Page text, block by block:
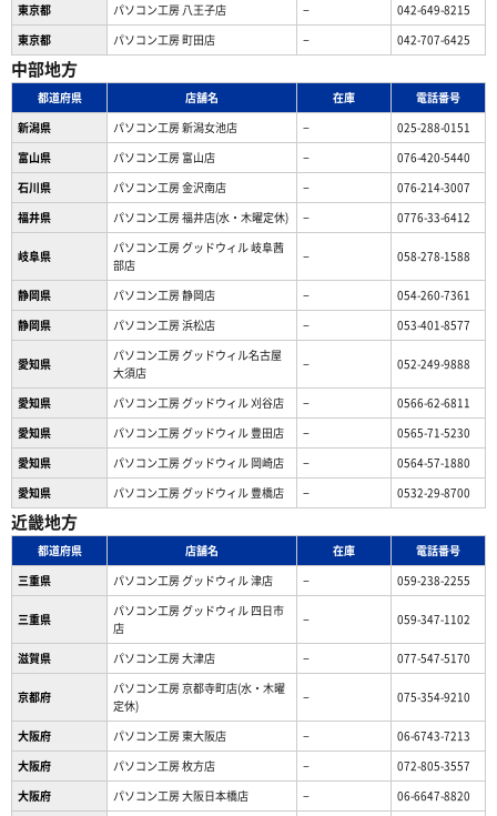
東京都
パソコン工房 八王子店 −
042-649-8215
東京都
パソコン工房 町田店 − 042-707-6425
中部地方
都道府県 店舗名 在庫
電話番号
新潟県
パソコン工房 新潟女池店 −
025-288-0151
富山県
パソコン工房 富山店 −
076-420-5440
石川県
パソコン工房 金沢南店 −
076-214-3007
福井県
パソコン工房 福井店(水・木曜定休) − 0776-33-6412
岐阜県
パソコン工房 グッドウィル 岐阜茜
部店
− 058-278-1588
静岡県 パソコン工房 静岡店 −
054-260-7361
静岡県
パソコン工房 浜松店 − 053-401-8577
愛知県
パソコン工房 グッドウィル名古屋
大須店
− 052-249-9888
愛知県 パソコン工房 グッドウィル 刈谷店 −
0566-62-6811
愛知県
パソコン工房 グッドウィル 豊田店 −
0565-71-5230
愛知県
パソコン工房 グッドウィル 岡崎店 −
0564-57-1880
愛知県
パソコン工房 グッドウィル 豊橋店 − 0532-29-8700
近畿地方
都道府県 店舗名 在庫
電話番号
三重県
パソコン工房 グッドウィル 津店 − 059-238-2255
三重県
パソコン工房 グッドウィル 四日市
店
− 059-347-1102
滋賀県 パソコン工房 大津店 − 077-547-5170
京都府
パソコン工房 京都寺町店(水・木曜
定休)
− 075-354-9210
大阪府 パソコン工房 東大阪店 −
06-6743-7213
大阪府
パソコン工房 枚方店 −
072-805-3557
大阪府
パソコン工房 大阪日本橋店 −
06-6647-8820